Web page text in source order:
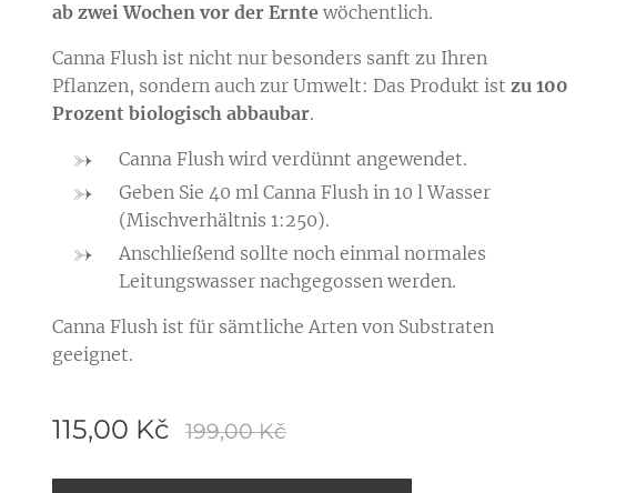
ab zwei Wochen vor der Ernte wöchentlich.
Canna Flush ist nicht nur besonders sanft zu Ihren
Pflanzen, sondern auch zur Umwelt: Das Produkt istzu 100
Prozent biologisch abbaubar.
Canna Flush wird verdünnt angewendet.
Geben Sie 40 ml Canna Flush in 10 l Wasser
(Mischverhältnis 1:250).
Anschließend sollte noch einmal normales
Leitungswasser nachgegossen werden.
Canna Flush ist für sämtliche Arten von Substraten
geeignet.
115,00 Kč 199,00Kč